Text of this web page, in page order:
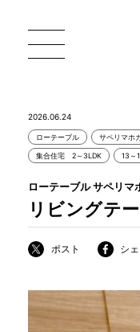
MOKUBA に
2026.06.24
ローテーブル サペリマホ
集合住宅 2～3LDK 13～
リビングテ
ローテーブル サペリ
ポスト シ